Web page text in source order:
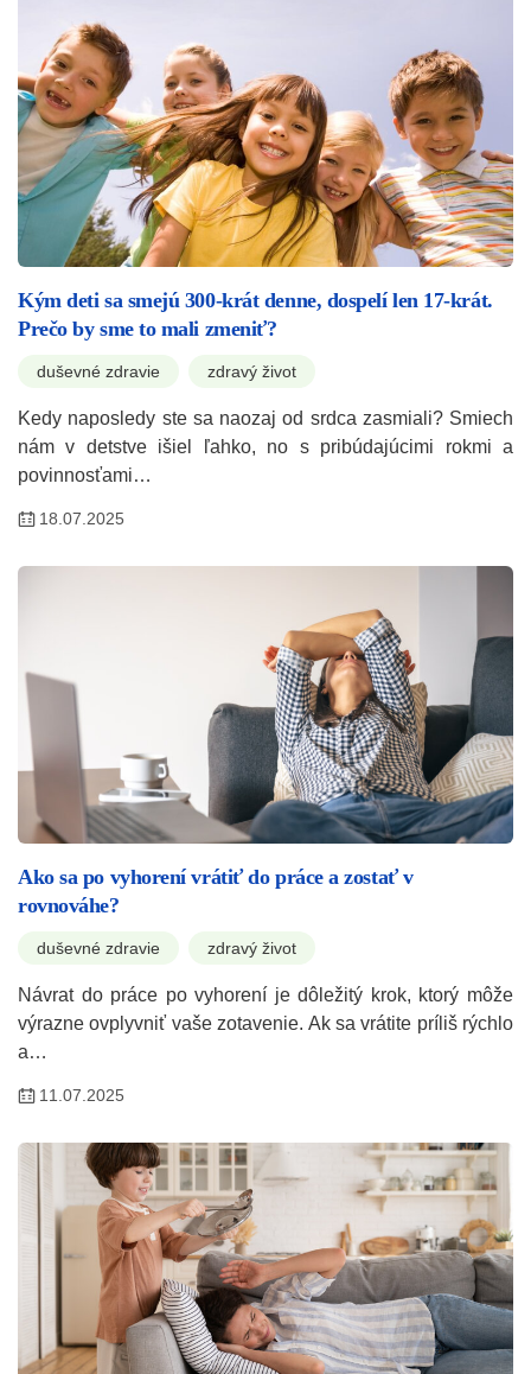
Kým deti sa smejú 300-krát denne, dospelí len 17-krát.
Prečo by sme to mali zmeniť?
duševné zdravie zdravý život
Kedy naposledy ste sa naozaj od srdca zasmiali? Smiech
nám v detstve išiel ľahko, no s pribúdajúcimi rokmi a
povinnosťami…
18.07.2025
Ako sa po vyhorení vrátiť do práce a zostať v
rovnováhe?
duševné zdravie zdravý život
Návrat do práce po vyhorení je dôležitý krok, ktorý môže
výrazne ovplyvniť vaše zotavenie. Ak sa vrátite príliš rýchlo
a…
11.07.2025